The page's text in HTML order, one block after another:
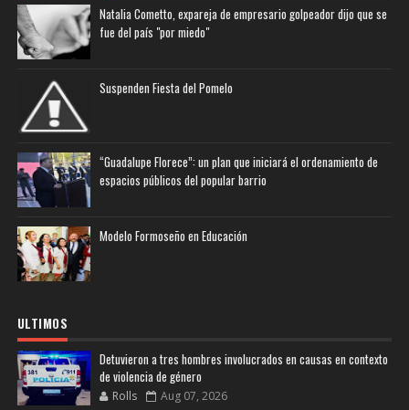
Natalia Cometto, expareja de empresario golpeador dijo que se
fue del país "por miedo"
Suspenden Fiesta del Pomelo
“Guadalupe Florece”: un plan que iniciará el ordenamiento de
espacios públicos del popular barrio
Modelo Formoseño en Educación
ULTIMOS
Detuvieron a tres hombres involucrados en causas en contexto
de violencia de género
Rolls Aug 07, 2026